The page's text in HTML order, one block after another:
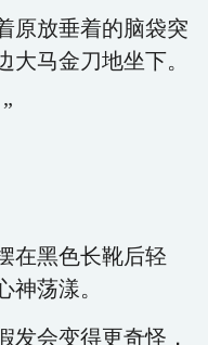
原放垂着的脑袋突
马金刀地坐下。
在黑色长靴后轻
神荡漾。
发会变得更奇怪，